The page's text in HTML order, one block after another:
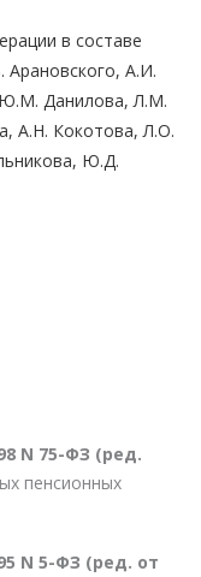
в составе
Арановского, А.И.
Ю.М. Данилова, Л.М.
А.Н. Кокотова, Л.О.
Ю.Д.
N 75-ФЗ (ред.
пенсионных
N 5-ФЗ (ред. от